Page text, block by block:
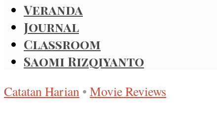
Veranda
Journal
Classroom
Saomi Rizqiyanto
Catatan Harian • Movie Reviews